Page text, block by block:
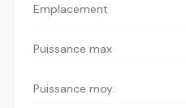
Emplacement
Puissance max
Puissance moy.